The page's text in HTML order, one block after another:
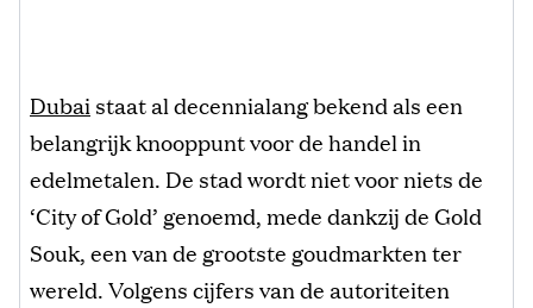
Dubai staat al decennialang bekend als een
belangrijk knooppunt voor de handel in
edelmetalen. De stad wordt niet voor niets de
‘City of Gold’ genoemd, mede dankzij de Gold
Souk, een van de grootste goudmarkten ter
wereld. Volgens cijfers van de autoriteiten